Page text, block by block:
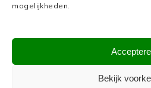
mogelijkheden.
Bekijk
OPEN CAMPING